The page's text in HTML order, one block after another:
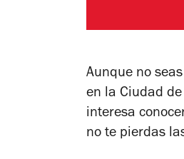
Aunque no
en la Ciudad
interesa
no te pierdas